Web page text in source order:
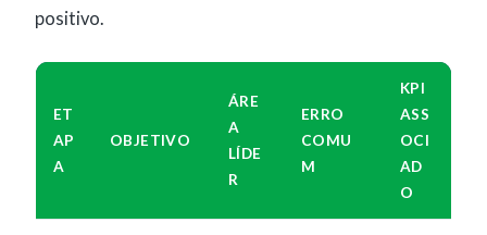
positivo.
ET
AP
A
OBJETIVO
ÁRE
A
LÍDE
R
ERRO
COMU
M
KPI
ASS
OCI
AD
O